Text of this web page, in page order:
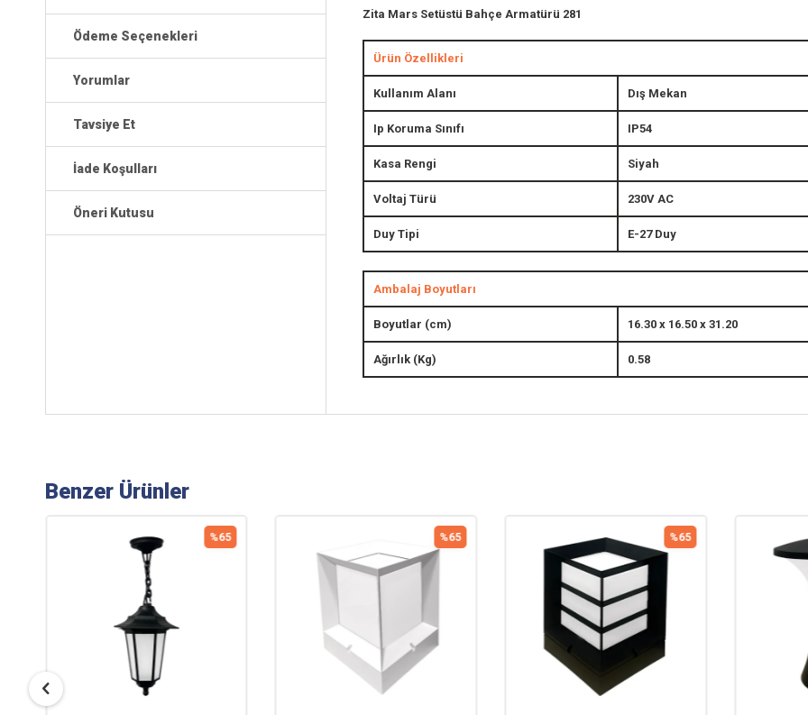
Ödeme Seçenekleri
Yorumlar
Tavsiye Et
İade Koşulları
Öneri Kutusu
Zita Mars Setüstü Bahçe Armatürü 281
Ürün Özellikleri
Kullanım Alanı Dış Mekan
Ip Koruma Sınıfı IP54
Kasa Rengi Siyah
Voltaj Türü 230V AC
Duy Tipi E-27 Duy
Ambalaj Boyutları
Boyutlar (cm) 16.30 x 16.50 x 31.20
Ağırlık (Kg) 0.58
Benzer Ürünler
%65 %65 %65